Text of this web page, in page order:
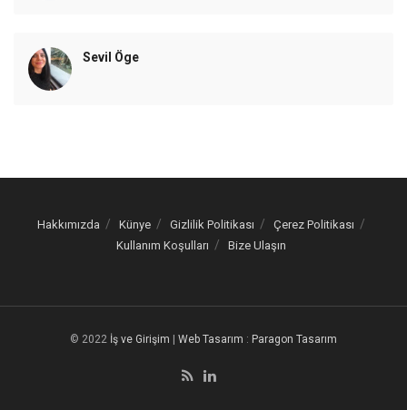
Sevil Öge
Hakkımızda Künye Gizlilik Politikası
Çerez Politikası
Kullanım Koşulları
Bize Ulaşın
© 2022 İş ve Girişim | Web Tasarım : Paragon Tasarım